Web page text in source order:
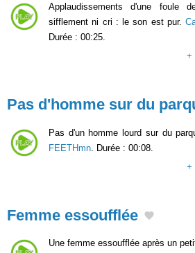
Applaudissements d'une foule
sifflement ni cri : le son est pur.
Durée : 00:25.
+
Pas d'homme sur du
Pas d'un homme lourd sur du
FEETHmn . Durée : 00:08.
+
Femme essoufflée
Une femme essoufflée après un